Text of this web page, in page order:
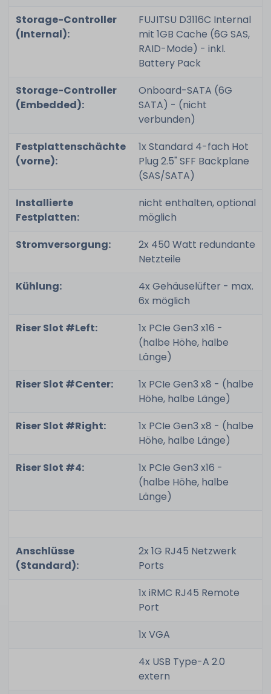
Storage-Controller
(Internal):
FUJITSU D3116C Internal
mit 1GB Cache (6G SAS,
RAID-Mode) - inkl.
Battery Pack
Storage-Controller
(Embedded):
Onboard-SATA (6G
SATA) - (nicht
verbunden)
Festplattenschächte
(vorne):
1x Standard 4-fach Hot
Plug 2.5" SFF Backplane
(SAS/SATA)
Installierte
Festplatten:
nicht enthalten, optional
möglich
Stromversorgung:
2x 450 Watt redundante
Netzteile
Kühlung:
4x Gehäuselüfter - max.
6x möglich
Riser Slot #Left:
1x PCIe Gen3 x16 -
(halbe Höhe, halbe
Länge)
Riser Slot #Center:
1x PCIe Gen3 x8 - (halbe
Höhe, halbe Länge)
Riser Slot #Right:
1x PCIe Gen3 x8 - (halbe
Höhe, halbe Länge)
Riser Slot #4:
1x PCIe Gen3 x16 -
(halbe Höhe, halbe
Länge)
Anschlüsse
(Standard):
2x 1G RJ45 Netzwerk
Ports
1x iRMC RJ45 Remote
Port
1x VGA
4x USB Type-A 2.0
extern